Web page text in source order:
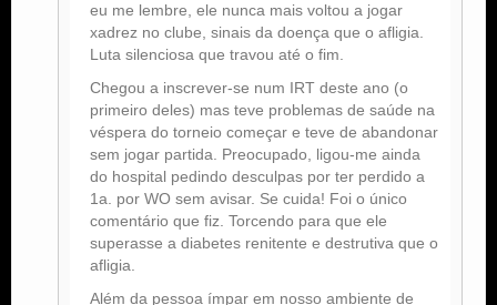
eu me lembre, ele nunca mais voltou a jogar
xadrez no clube, sinais da doença que o afligia.
Luta silenciosa que travou até o fim.
Chegou a inscrever-se num IRT deste ano (o
primeiro deles) mas teve problemas de saúde na
véspera do torneio começar e teve de abandonar
sem jogar partida. Preocupado, ligou-me ainda
do hospital pedindo desculpas por ter perdido a
1a. por WO sem avisar. Se cuida! Foi o único
comentário que fiz. Torcendo para que ele
superasse a diabetes renitente e destrutiva que o
afligia.
Além da pessoa ímpar em nosso ambiente de